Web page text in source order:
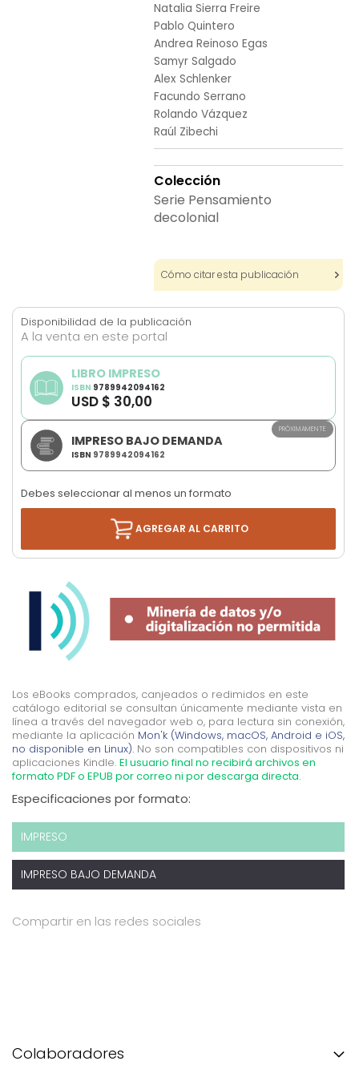
Natalia Sierra Freire
Pablo Quintero
Andrea Reinoso Egas
Samyr Salgado
Alex Schlenker
Facundo Serrano
Rolando Vázquez
Raúl Zibechi
Colección
Serie Pensamiento
decolonial
Cómo citar esta publicación
Disponibilidad de la publicación
A la venta en este portal
IMPRESO BAJO DEMANDA
ISBN 9789942094162
PRÓXIMAMENTE
LIBRO IMPRESO
ISBN 9789942094162
USD $ 30,00
Debes seleccionar al menos un formato
AGREGAR AL CARRITO
Los eBooks comprados, canjeados o redimidos en este
catálogo editorial se consultan únicamente mediante vista en
línea a través del navegador web o, para lectura sin conexión,
mediante la aplicación Mon'k (Windows, macOS, Android e iOS,
no disponible en Linux). No son compatibles con dispositivos ni
aplicaciones Kindle. El usuario final no recibirá archivos en
formato PDF o EPUB por correo ni por descarga directa.
Especificaciones por formato:
IMPRESO
IMPRESO BAJO DEMANDA
Compartir en las redes sociales
Colaboradores